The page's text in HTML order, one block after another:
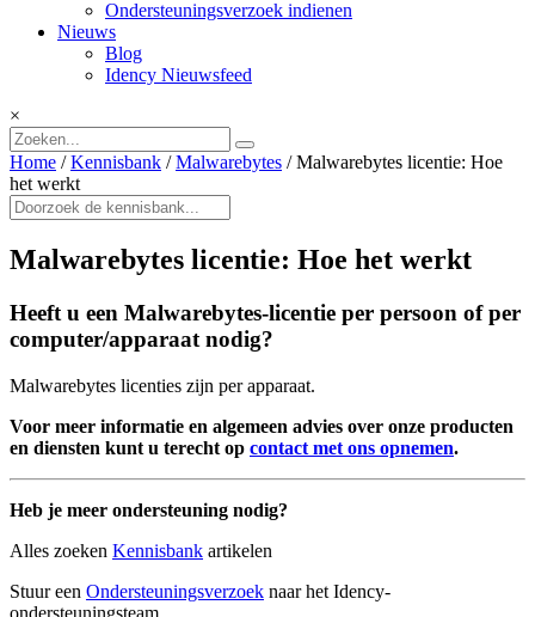
Ondersteuningsverzoek indienen
Nieuws
Blog
Idency Nieuwsfeed
×
Home / Kennisbank / Malwarebytes / Malwarebytes licentie: Hoe
het werkt
Malwarebytes licentie: Hoe het werkt
Heeft u een Malwarebytes-licentie per persoon of per
computer/apparaat nodig?
Malwarebytes licenties zijn per apparaat.
Voor meer informatie en algemeen advies over onze producten
en diensten kunt u terecht op contact met ons opnemen.
Heb je meer ondersteuning nodig?
Alles zoeken Kennisbank artikelen
Stuur een Ondersteuningsverzoek naar het Idency-
ondersteuningsteam